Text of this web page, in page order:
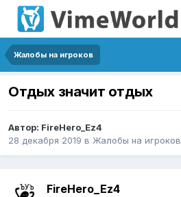
Жалобы на игроков
Отдых значит отдых
Автор: FireHero_Ez4
28 декабря 2019 в Жалобы на игроков
FireHero_Ez4